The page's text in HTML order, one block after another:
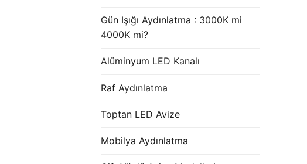
Gün Işığı Aydınlatma : 3000K mi
4000K mi?
Alüminyum LED Kanalı
Raf Aydınlatma
Toptan LED Avize
Mobilya Aydınlatma